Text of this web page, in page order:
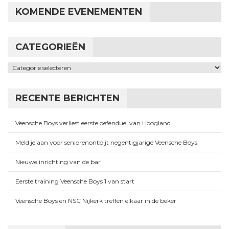
KOMENDE EVENEMENTEN
CATEGORIEËN
Categorieën
RECENTE BERICHTEN
Veensche Boys verliest eerste oefenduel van Hoogland
Meld je aan voor seniorenontbijt negentigjarige Veensche Boys
Nieuwe inrichting van de bar
Eerste training Veensche Boys 1 van start
Veensche Boys en NSC Nijkerk treffen elkaar in de beker